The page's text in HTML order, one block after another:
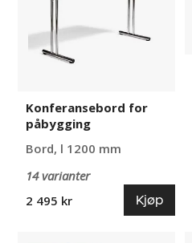
Konferansebord for
påbygging
Bord, l 1200 mm
14 varianter
2 495 kr
Kjøp